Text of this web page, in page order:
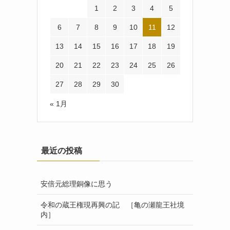
1 2 3 4 5
6 7 8 9 10 11 12
13 14 15 16 17 18 19
20 21 22 23 24 25 26
27 28 29 30
« 1月
最近の投稿
安倍元総理銅像に思う
令和の蔵王権現再興の記 ［亀の瀬龍王社境
内］